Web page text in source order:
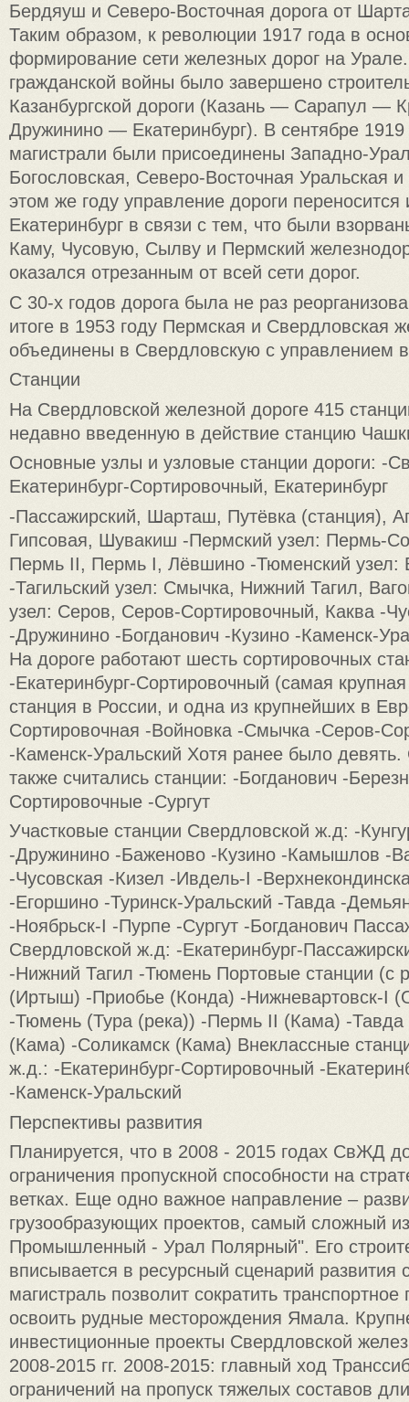
Бердяуш и Северо-Восточная дорога от
Таким образом, к революции 1917 года в
формирование сети железных дорог на
гражданской войны было завершено
Казанбургской дороги (Казань — Сарапул —
Дружинино — Екатеринбург). В сентябре 1919
магистрали были присоединены Западно-
Богословская, Северо-Восточная Уральская
этом же году управление дороги
Екатеринбург в связи с тем, что были
Каму, Чусовую, Сылву и Пермский
оказался отрезанным от всей сети дорог.
С 30-х годов дорога была не раз
итоге в 1953 году Пермская и Свердловская
объединены в Свердловскую с управлением
Станции
На Свердловской железной дороге 415
недавно введенную в действие станцию
Основные узлы и узловые станции дороги: -
Екатеринбург-Сортировочный, Екатеринбург
-Пассажирский, Шарташ, Путёвка (станция),
Гипсовая, Шувакиш -Пермский узел: Пермь-
Пермь II, Пермь I, Лёвшино -Тюменский узел:
-Тагильский узел: Смычка, Нижний Тагил,
узел: Серов, Серов-Сортировочный, Каква -
-Дружинино -Богданович -Кузино -Каменск-
На дороге работают шесть сортировочных
-Екатеринбург-Сортировочный (самая
станция в России, и одна из крупнейших в
Сортировочная -Войновка -Смычка -Серов-
-Каменск-Уральский Хотя ранее было
также считались станции: -Богданович -
Сортировочные -Сургут
Участковые станции Свердловской ж.д: -
-Дружинино -Баженово -Кузино -Камышлов -
-Чусовская -Кизел -Ивдель-I -
-Егоршино -Туринск-Уральский -Тавда -
-Ноябрьск-I -Пурпе -Сургут -Богданович
Свердловской ж.д: -Екатеринбург-
-Нижний Тагил -Тюмень Портовые станции (с
(Иртыш) -Приобье (Конда) -Нижневартовск-I
-Тюмень (Тура (река)) -Пермь II (Кама) -Тавда
(Кама) -Соликамск (Кама) Внеклассные
ж.д.: -Екатеринбург-Сортировочный -
-Каменск-Уральский
Перспективы развития
Планируется, что в 2008 - 2015 годах СвЖД
ограничения пропускной способности на
ветках. Eщe одно важное направление –
грузообразующих проектов, самый сложный
Промышленный - Урал Полярный". Его
вписывается в ресурсный сценарий развития
магистраль позволит сократить транспортное
освоить рудные месторождения Ямала.
инвестиционные проекты Свердловской
2008-2015 гг. 2008-2015: главный ход
ограничений на пропуск тяжелых составов